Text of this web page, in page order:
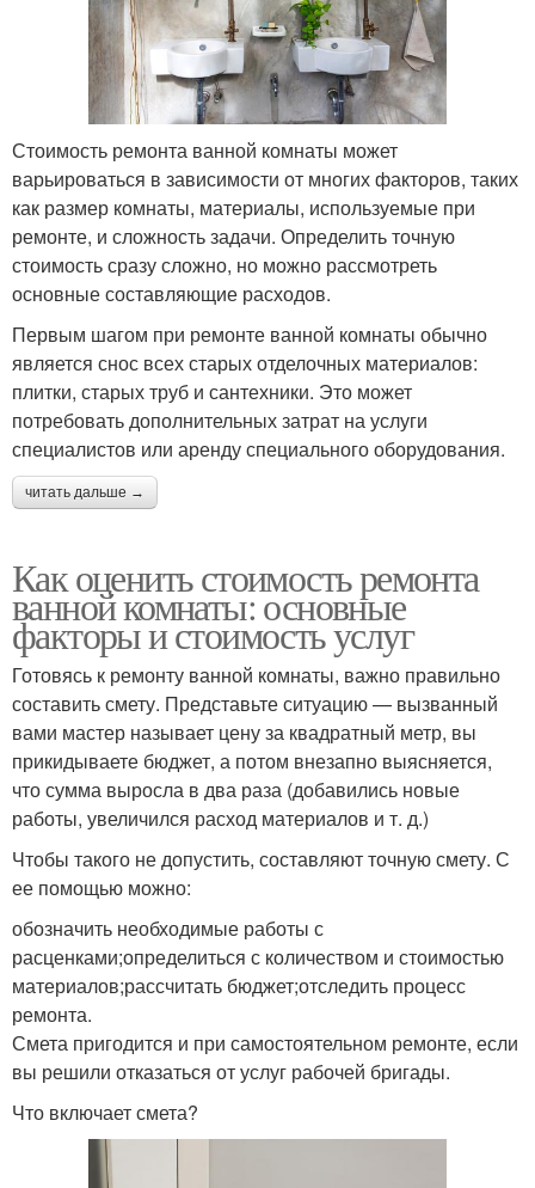
Стоимость ремонта ванной комнаты может
варьироваться в зависимости от многих факторов, таких
как размер комнаты, материалы, используемые при
ремонте, и сложность задачи. Определить точную
стоимость сразу сложно, но можно рассмотреть
основные составляющие расходов.
Первым шагом при ремонте ванной комнаты обычно
является снос всех старых отделочных материалов:
плитки, старых труб и сантехники. Это может
потребовать дополнительных затрат на услуги
специалистов или аренду специального оборудования.
читать дальше →
Как оценить стоимость ремонта
ванной комнаты: основные
факторы и стоимость услуг
Готовясь к ремонту ванной комнаты, важно правильно
составить смету. Представьте ситуацию — вызванный
вами мастер называет цену за квадратный метр, вы
прикидываете бюджет, а потом внезапно выясняется,
что сумма выросла в два раза (добавились новые
работы, увеличился расход материалов и т. д.)
Чтобы такого не допустить, составляют точную смету. С
ее помощью можно:
обозначить необходимые работы с
расценками;определиться с количеством и стоимостью
материалов;рассчитать бюджет;отследить процесс
ремонта.
Смета пригодится и при самостоятельном ремонте, если
вы решили отказаться от услуг рабочей бригады.
Что включает смета?